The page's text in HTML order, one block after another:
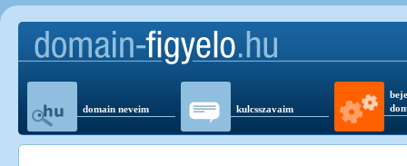
domain neveim kulcsszavaim